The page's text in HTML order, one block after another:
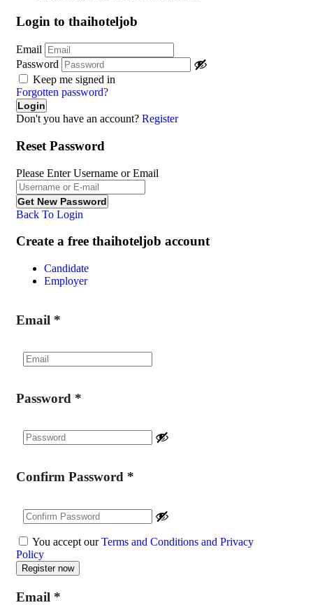
Login to thaihoteljob
Email
Password
Keep me signed in
Forgotten password?
Don't you have an account? Register
Reset Password
Please Enter Username or Email
Back To Login
Create a free thaihoteljob account
Candidate
Employer
Email *
Password *
Confirm Password *
You accept ourTerms and Conditions and Privacy
Policy
Email *